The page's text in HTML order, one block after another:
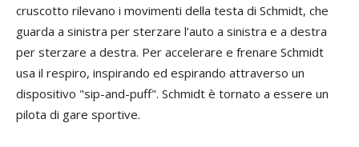
cruscotto rilevano i movimenti della testa di Schmidt, che
guarda a sinistra per sterzare l’auto a sinistra e a destra
per sterzare a destra. Per accelerare e frenare Schmidt
usa il respiro, inspirando ed espirando attraverso un
dispositivo "sip-and-puff". Schmidt è tornato a essere un
pilota di gare sportive.